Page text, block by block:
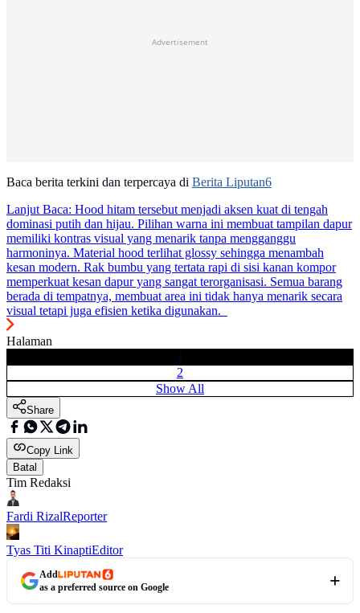
Advertisement
Baca berita terkini dan terpercaya di Berita Liputan6
Lanjut Baca: Hood hitam tersebut menjadi aksen kuat di tengah
dominasi putih dan hijau. Pilihan warna ini membuat tampilan dapur
memiliki kontras visual yang menarik tanpa mengganggu
harmoninya. Material hood terlihat glossy sehingga menambah
kesan modern. Rak bumbu yang tertata rapi di sisi kanan kompor
memperkuat kesan dapur yang sangat terorganisasi. Semua barang
berada di tempatnya, membuat area ini tidak hanya menarik secara
visual tetapi juga efisien ketika digunakan.
Halaman
2
Show All
Share
Copy Link
Batal
Tim Redaksi
Fardi RizalReporter
Tyas Titi KinaptiEditor
Add
as a preferred source on Google